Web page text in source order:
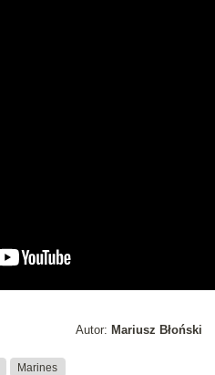
Autor: Mariusz Błoński
Marines